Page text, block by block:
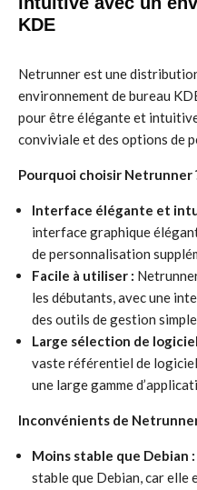
KDE
Netrunner est une
environnement de bureau
pour être élégante et
conviviale et des options de
Pourquoi choisir Netrunner
Interface élégante et
interface graphique
de personnalisation
Facile à utiliser :
les débutants, avec une
des outils de gestion
Large sélection de
vaste référentiel de
une large gamme
Inconvénients de
Moins stable que Debian :
stable que Debian, car elle